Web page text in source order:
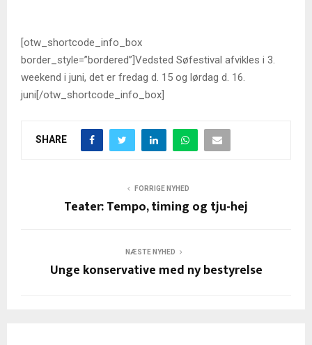
[otw_shortcode_info_box
border_style=”bordered”]Vedsted Søfestival afvikles i 3.
weekend i juni, det er fredag d. 15 og lørdag d. 16.
juni[/otw_shortcode_info_box]
SHARE
FORRIGE NYHED
Teater: Tempo, timing og tju-hej
NÆSTE NYHED
Unge konservative med ny bestyrelse